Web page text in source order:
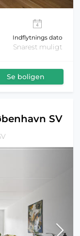
Indflytnings dato
Snarest muligt
Se boligen
SV